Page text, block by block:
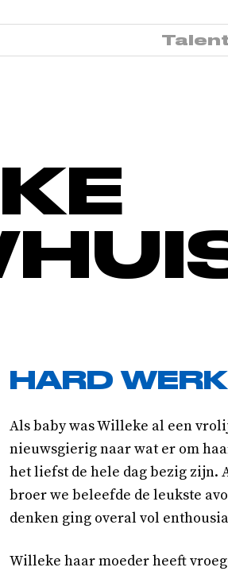
HARD
Als baby was Willeke al een
nieuwsgierig naar wat er om
het liefst de hele dag bezig zijn.
broer we beleefde de leukste
denken ging overal vol
Willeke haar moeder heeft